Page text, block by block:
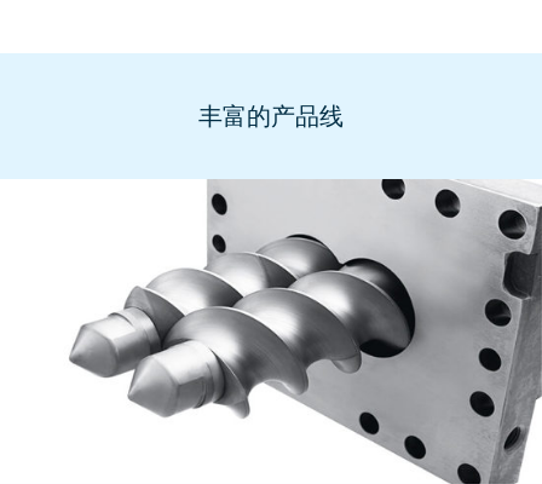
丰富的产品线